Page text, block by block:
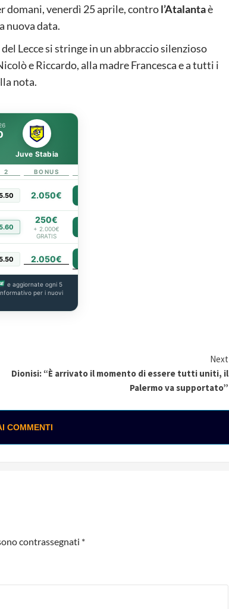
domani, venerdì 25 aprile, control’Atalantaè
nuova data.
Lecce si stringe in un abbraccio silenzioso
e Riccardo, alla madre Francesca e a tutti i
nota.
Juve Stabia
2 BONUS
2.050€
250€
+ 2.000€
GRATIS
2.050€
e aggiornate ogni 5
per i nuovi
Next
Dionisi: “È arrivato il momento di essere tutti uniti, il
Palermo va supportato”
COMMENTI
contrassegnati *